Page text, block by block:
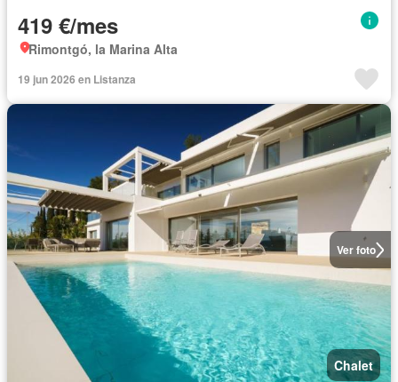
419 €/mes
Rimontgó, la Marina Alta
19 jun 2026 en Listanza
Ver foto
Chalet